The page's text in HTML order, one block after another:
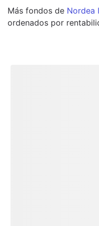
Más fondos de Nordea
ordenados por